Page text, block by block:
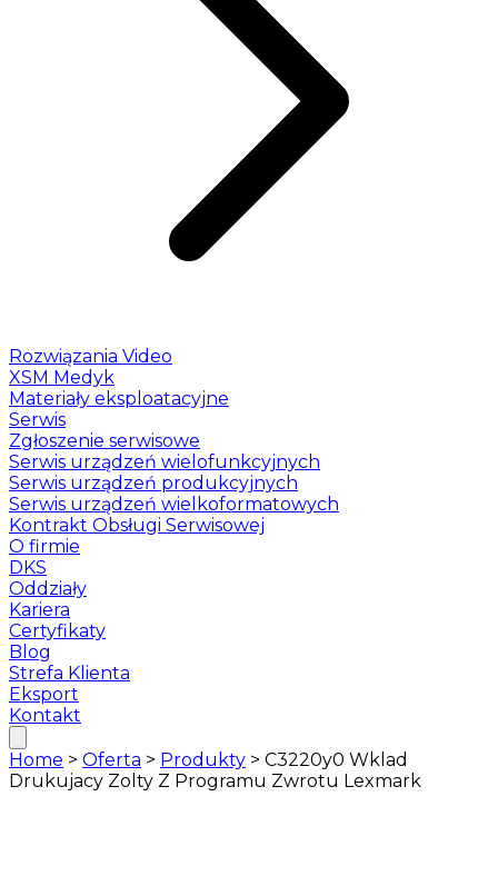
Rozwiązania Video
XSM Medyk
Materiały eksploatacyjne
Serwis
Zgłoszenie serwisowe
Serwis urządzeń wielofunkcyjnych
Serwis urządzeń produkcyjnych
Serwis urządzeń wielkoformatowych
Kontrakt Obsługi Serwisowej
O firmie
DKS
Oddziały
Kariera
Certyfikaty
Blog
Strefa Klienta
Eksport
Kontakt
Home > Oferta > Produkty > C3220y0 Wklad
Drukujacy Zolty Z Programu Zwrotu Lexmark